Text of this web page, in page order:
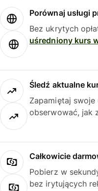
Porównaj usługi
Bez ukrytych
uśredniony kurs
Śledź aktualne
Zapamiętaj
obserwować, jak
Całkowicie
Pobierz w
bez irytujących